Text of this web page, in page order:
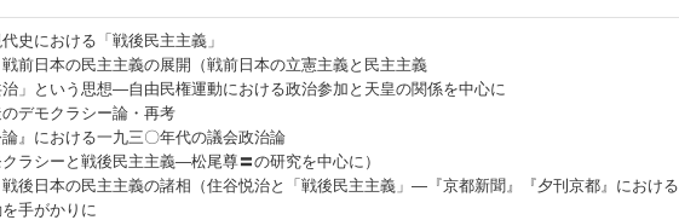
史における「戦後民主主義」
前日本の民主主義の展開（戦前日本の立憲主義と民主主義
治」という思想―自由民権運動における政治参加と天皇の関係を中心に
デモクラシー論・再考
論』における一九三〇年代の議会政治論
ラシーと戦後民主主義―松尾尊〓の研究を中心に）
後日本の民主主義の諸相（住谷悦治と「戦後民主主義」―『京都新聞』『夕刊京都』における
手がかりに